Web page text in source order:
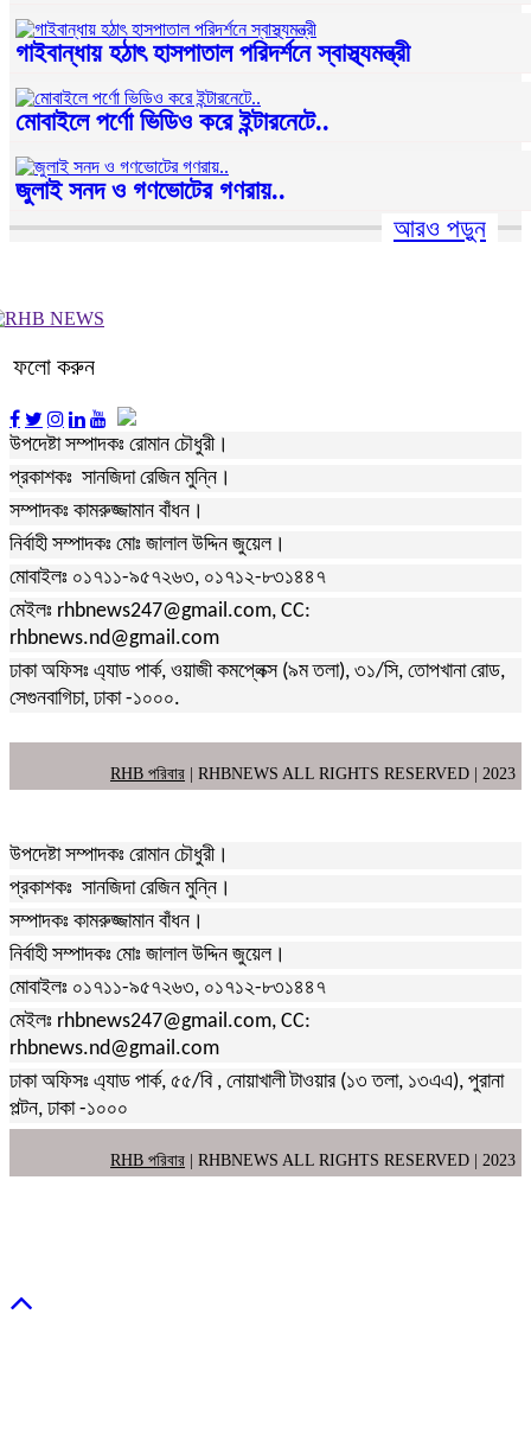
গাইবান্ধায় হঠাৎ হাসপাতাল পরিদর্শনে স্বাস্থ্যমন্ত্রী
মোবাইলে পর্ণো ভিডিও করে ইন্টারনেটে..
জুলাই সনদ ও গণভোটের গণরায়..
আরও পড়ুন
ফলো করুন
উপদেষ্টা সম্পাদকঃ রোমান চৌধুরী।
প্রকাশকঃ সানজিদা রেজিন মুন্নি।
সম্পাদকঃ কামরুজ্জামান বাঁধন।
নির্বাহী সম্পাদকঃ মোঃ জালাল উদ্দিন জুয়েল।
মোবাইলঃ ০১৭১১-৯৫৭২৬৩, ০১৭১২-৮৩১৪৪৭
মেইলঃ rhbnews247@gmail.com, CC:
rhbnews.nd@gmail.com
ঢাকা অফিসঃ এ্যাড পার্ক, ওয়াজী কমপ্লেক্স (৯ম তলা), ৩১/সি, তোপখানা রোড,
সেগুনবাগিচা, ঢাকা -১০০০.
RHB পরিবার | RHBNEWS ALL RIGHTS RESERVED | 2023
উপদেষ্টা সম্পাদকঃ রোমান চৌধুরী।
প্রকাশকঃ সানজিদা রেজিন মুন্নি।
সম্পাদকঃ কামরুজ্জামান বাঁধন।
নির্বাহী সম্পাদকঃ মোঃ জালাল উদ্দিন জুয়েল।
মোবাইলঃ ০১৭১১-৯৫৭২৬৩, ০১৭১২-৮৩১৪৪৭
মেইলঃ rhbnews247@gmail.com, CC:
rhbnews.nd@gmail.com
ঢাকা অফিসঃ এ্যাড পার্ক, ৫৫/বি , নোয়াখালী টাওয়ার (১৩ তলা, ১৩এএ), পুরানা
পল্টন, ঢাকা -১০০০
RHB পরিবার | RHBNEWS ALL RIGHTS RESERVED | 2023